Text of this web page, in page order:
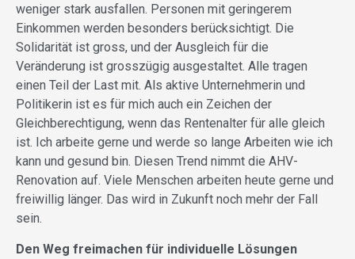
weniger stark ausfallen. Personen mit geringerem
Einkommen werden besonders berücksichtigt. Die
Solidarität ist gross, und der Ausgleich für die
Veränderung ist grosszügig ausgestaltet. Alle tragen
einen Teil der Last mit. Als aktive Unternehmerin und
Politikerin ist es für mich auch ein Zeichen der
Gleichberechtigung, wenn das Rentenalter für alle gleich
ist. Ich arbeite gerne und werde so lange Arbeiten wie ich
kann und gesund bin. Diesen Trend nimmt die AHV-
Renovation auf. Viele Menschen arbeiten heute gerne und
freiwillig länger. Das wird in Zukunft noch mehr der Fall
sein.
Den Weg freimachen für individuelle Lösungen